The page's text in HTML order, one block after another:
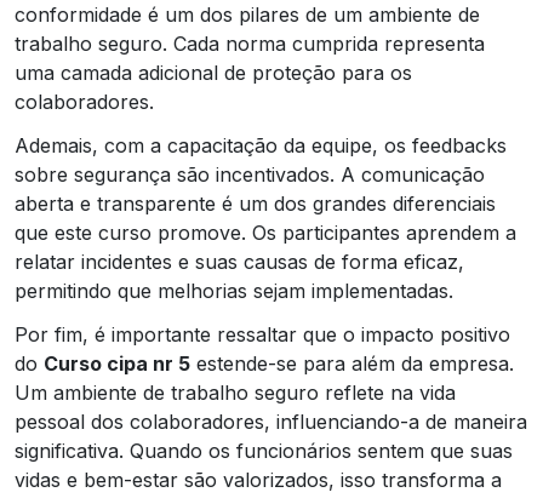
conformidade é um dos pilares de um ambiente de
trabalho seguro. Cada norma cumprida representa
uma camada adicional de proteção para os
colaboradores.
Ademais, com a capacitação da equipe, os feedbacks
sobre segurança são incentivados. A comunicação
aberta e transparente é um dos grandes diferenciais
que este curso promove. Os participantes aprendem a
relatar incidentes e suas causas de forma eficaz,
permitindo que melhorias sejam implementadas.
Por fim, é importante ressaltar que o impacto positivo
do Curso cipa nr 5 estende-se para além da empresa.
Um ambiente de trabalho seguro reflete na vida
pessoal dos colaboradores, influenciando-a de maneira
significativa. Quando os funcionários sentem que suas
vidas e bem-estar são valorizados, isso transforma a